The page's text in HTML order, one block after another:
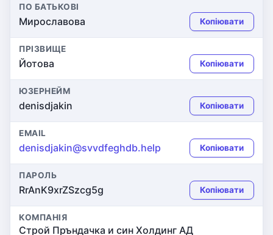
ПО БАТЬКОВІ
Мирославова Копіювати
ПРІЗВИЩЕ
Йотова Копіювати
ЮЗЕРНЕЙМ
denisdjakin Копіювати
EMAIL
denisdjakin@svvdfeghdb.help Копіювати
ПАРОЛЬ
RrAnK9xrZSzcg5g Копіювати
КОМПАНІЯ
Строй Пръндачка и син Холдинг АД